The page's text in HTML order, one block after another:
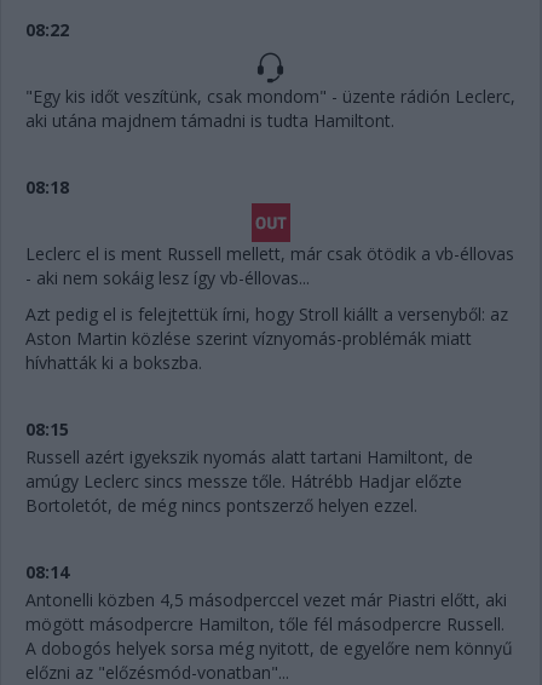
08:22
"Egy kis időt veszítünk, csak mondom" - üzente rádión Leclerc,
aki utána majdnem támadni is tudta Hamiltont.
08:18
Leclerc el is ment Russell mellett, már csak ötödik a vb-éllovas
- aki nem sokáig lesz így vb-éllovas...
Azt pedig el is felejtettük írni, hogy Stroll kiállt a versenyből: az
Aston Martin közlése szerint víznyomás-problémák miatt
hívhatták ki a bokszba.
08:15
Russell azért igyekszik nyomás alatt tartani Hamiltont, de
amúgy Leclerc sincs messze tőle. Hátrébb Hadjar előzte
Bortoletót, de még nincs pontszerző helyen ezzel.
08:14
Antonelli közben 4,5 másodperccel vezet már Piastri előtt, aki
mögött másodpercre Hamilton, tőle fél másodpercre Russell.
A dobogós helyek sorsa még nyitott, de egyelőre nem könnyű
előzni az "előzésmód-vonatban"...